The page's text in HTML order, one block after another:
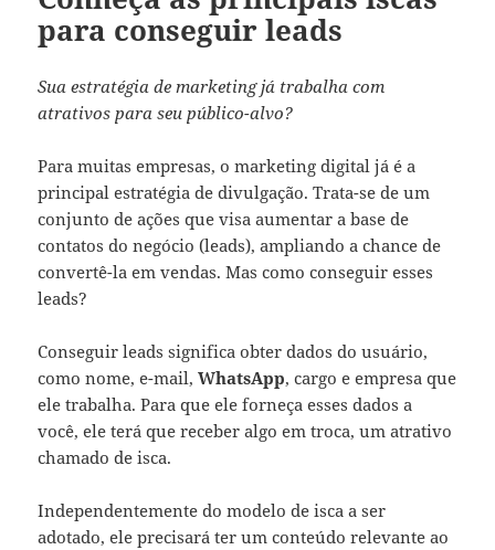
para conseguir leads
Sua estratégia de marketing já trabalha com
atrativos para seu público-alvo?
Para muitas empresas, omarketing digital já é a
principal estratégia de divulgação. Trata-se de um
conjunto de ações que visa aumentar a base de
contatos do negócio (leads), ampliando a chance de
convertê-la em vendas. Mas como conseguir esses
leads?
Conseguir leads significa obter dados do usuário,
como nome, e-mail,WhatsApp, cargo e empresa que
ele trabalha. Para que ele forneça esses dados a
você, ele terá que receber algo em troca, um atrativo
chamado de isca.
Independentemente do modelo de isca a ser
adotado, ele precisará ter um conteúdo relevante ao